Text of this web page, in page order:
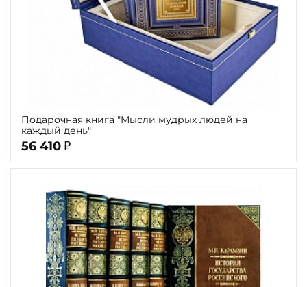
Подарочная книга "Мысли мудрых людей на
каждый день"
56 410 ₽